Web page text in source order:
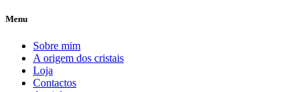
Menu
Sobre mim
A origem dos cristais
Loja
Contactos